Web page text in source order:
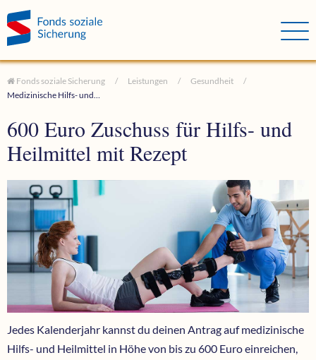
Fonds soziale Sicherung Leistungen
Gesundheit
Medizinische Hilfs- und…
600 Euro Zuschuss für Hilfs- und
Heilmittel mit Rezept
Jedes Kalenderjahr kannst du deinen Antrag auf medizinische
Hilfs- und Heilmittel in Höhe von bis zu 600 Euro einreichen,